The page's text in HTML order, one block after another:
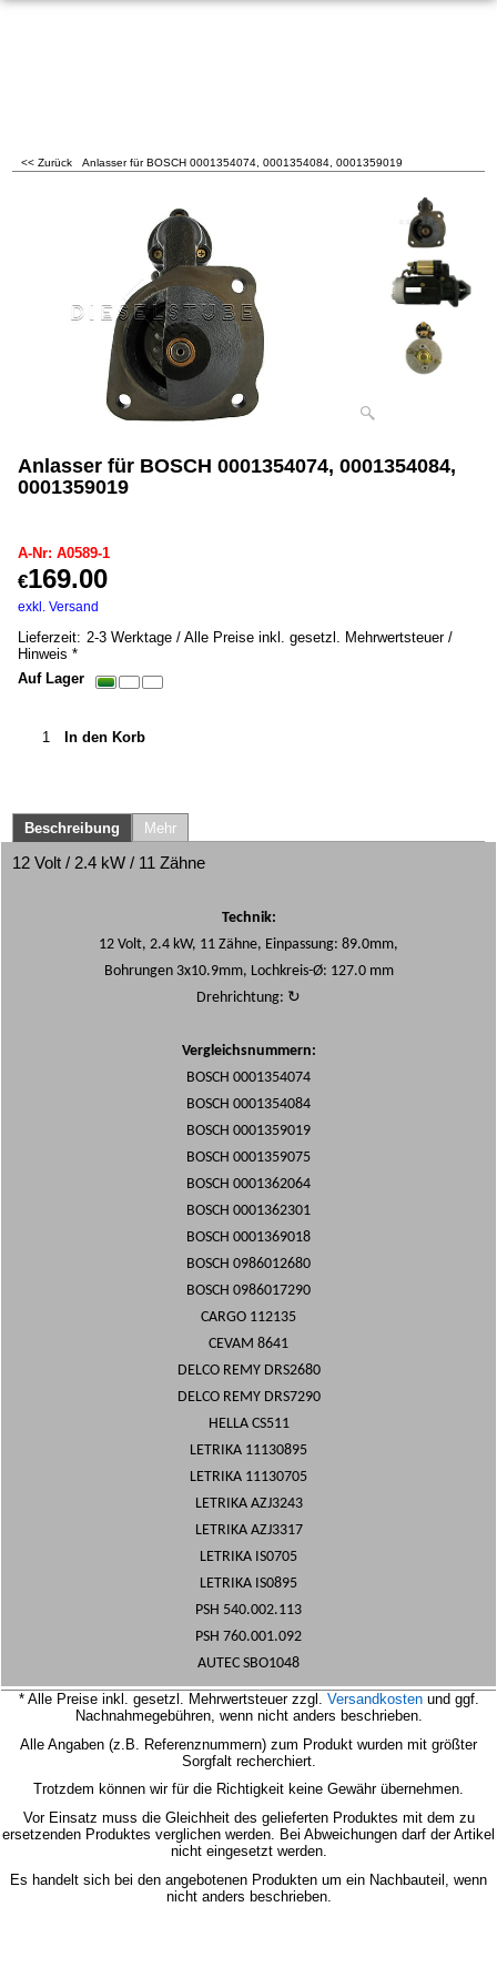
<< Zurück Anlasser für BOSCH 0001354074, 0001354084, 0001359019
Anlasser für BOSCH 0001354074, 0001354084,
0001359019
A-Nr: A0589-1
€169.00
exkl. Versand
Lieferzeit: 2-3 Werktage / Alle Preise inkl. gesetzl. Mehrwertsteuer /
Hinweis *
Auf Lager
In den Korb
Beschreibung Mehr
12 Volt / 2.4 kW / 11 Zähne
Technik:
12 Volt, 2.4 kW, 11 Zähne, Einpassung: 89.0mm,
Bohrungen 3x10.9mm, Lochkreis-Ø: 127.0 mm
Drehrichtung: ↻
Vergleichsnummern:
BOSCH 0001354074
BOSCH 0001354084
BOSCH 0001359019
BOSCH 0001359075
BOSCH 0001362064
BOSCH 0001362301
BOSCH 0001369018
BOSCH 0986012680
BOSCH 0986017290
CARGO 112135
CEVAM 8641
DELCO REMY DRS2680
DELCO REMY DRS7290
HELLA CS511
LETRIKA 11130895
LETRIKA 11130705
LETRIKA AZJ3243
LETRIKA AZJ3317
LETRIKA IS0705
LETRIKA IS0895
PSH 540.002.113
PSH 760.001.092
AUTEC SBO1048
* Alle Preise inkl. gesetzl. Mehrwertsteuer zzgl. Versandkostenund ggf.
Nachnahmegebühren, wenn nicht anders beschrieben.
Alle Angaben (z.B. Referenznummern) zum Produkt wurden mit größter
Sorgfalt recherchiert.
Trotzdem können wir für die Richtigkeit keine Gewähr übernehmen.
Vor Einsatz muss die Gleichheit des gelieferten Produktes mit dem zu
ersetzenden Produktes verglichen werden.
Bei Abweichungen darf der Artikel
nicht eingesetzt werden.
Es handelt sich bei den angebotenen Produkten um ein Nachbauteil, wenn
nicht anders beschrieben.